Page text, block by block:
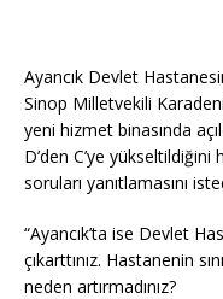
Ayancık Devlet
Sinop Milletvekili
yeni hizmet binasında
D’den C’ye yükseltildiğini
soruları yanıtlamasını
“Ayancık’ta ise Devlet
çıkarttınız. Hastanenin
neden artırmadınız?